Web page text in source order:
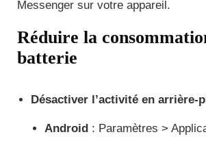
Messenger sur votre appareil.
Réduire la
batterie
Désactiver l’activité en arrière-
Android : Paramètres >